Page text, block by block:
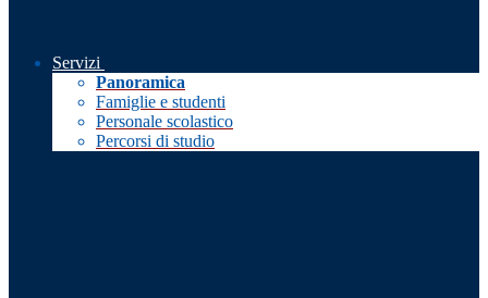
Servizi
Panoramica
Famiglie e studenti
Personale scolastico
Percorsi di studio